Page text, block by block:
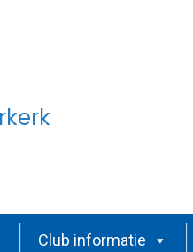
Club informatie